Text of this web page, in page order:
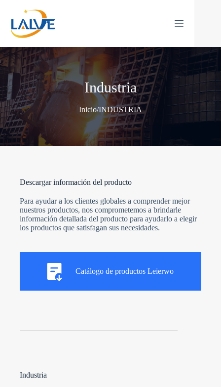
contenido
Industria
Inicio/INDUSTRIA
Descargar información del producto
Para ayudar a los clientes globales a comprender mejor
nuestros productos, nos comprometemos a brindarle
información detallada del producto para ayudarlo a elegir
los productos que satisfagan sus necesidades.
Catálogo de productos Leierwo
Industria